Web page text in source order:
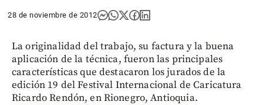
28 de noviembre de 2012
La originalidad del trabajo, su factura y la buena
aplicación de la técnica, fueron las principales
características que destacaron los jurados de la
edición 19 del Festival Internacional de Caricatura
Ricardo Rendón, en Rionegro, Antioquia.